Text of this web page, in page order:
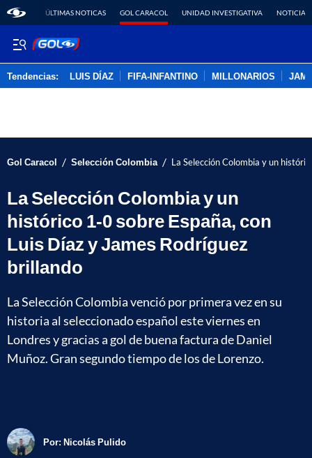
ÚLTIMAS NOTICAS GOL CARACOL UNIDAD INVESTIGATIVA NOTICIAS
Tendencias: LUIS DÍAZ FIFA-INFANTINO MILLONARIOS
Gol Caracol / Selección Colombia / La Selección Colombia y un
La Selección Colombia y un
histórico 1-0 sobre España, con
Luis Díaz y James Rodríguez
brillando
La Selección Colombia venció por primera vez en su
historia al seleccionado español este viernes en
Londres y gracias a gol de buena factura de Daniel
Muñoz. Gran segundo tiempo de los de Lorenzo.
Por: Nicolás Pulido